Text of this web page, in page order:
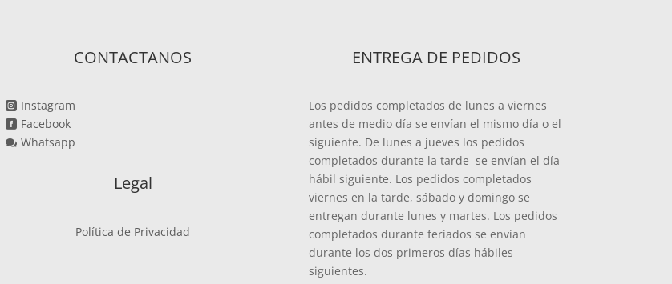
CONTACTANOS
 Instagram
 Facebook
 Whatsapp
Legal
Política de Privacidad
ENTREGA DE PEDIDOS
Los pedidos completados de lunes a viernes
antes de medio día se envían el mismo día o el
siguiente. De lunes a jueves los pedidos
completados durante la tarde se envían el día
hábil siguiente. Los pedidos completados
viernes en la tarde, sábado y domingo se
entregan durante lunes y martes. Los pedidos
completados durante feriados se envían
durante los dos primeros días hábiles
siguientes.